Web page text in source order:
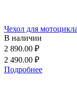
Чехол для
В наличии
2 890.00 ₽
2 490.00 ₽
Подробнее